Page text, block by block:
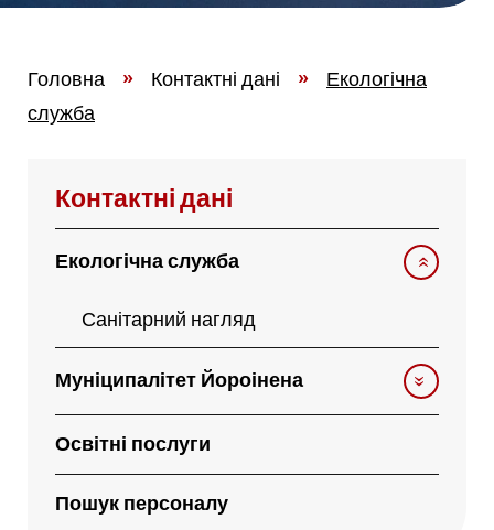
Головна » Контактні дані »
Екологічна
служба
Контактні дані
Екологічна служба
Санітарний нагляд
Муніципалітет Йороінена
Освітні послуги
Пошук персоналу